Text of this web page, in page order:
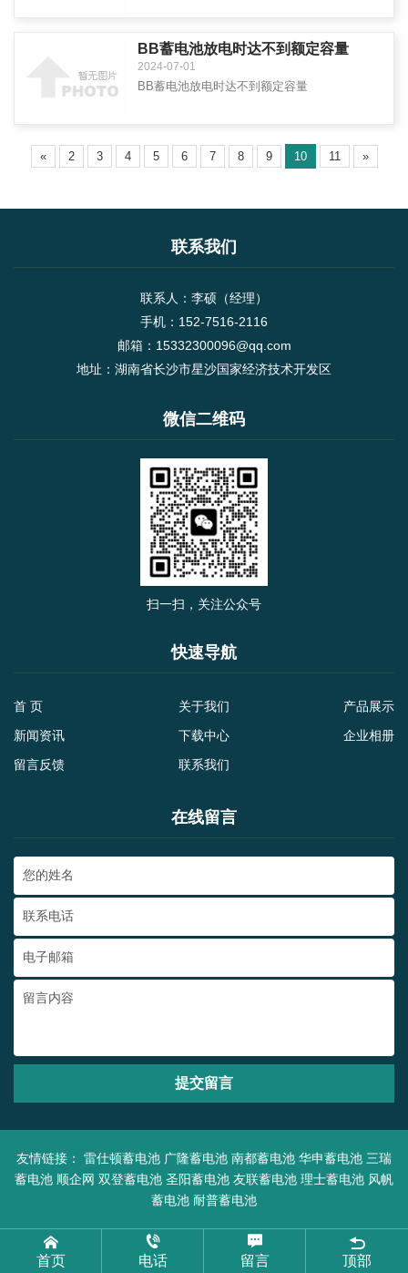
BB蓄电池放电时达不到额定容量
2024-07-01
BB蓄电池放电时达不到额定容量
« 2 3 4 5 6 7 8 9 10 11 »
联系我们
联系人：李硕（经理）
手机：152-7516-2116
邮箱：15332300096@qq.com
地址：湖南省长沙市星沙国家经济技术开发区
微信二维码
扫一扫，关注公众号
快速导航
首 页 关于我们
产品展示
新闻资讯
下载中心
企业相册
留言反馈
联系我们
在线留言
提交留言
友情链接： 雷仕顿蓄电池 广隆蓄电池 南都蓄电池 华申蓄电池 三瑞
蓄电池 顺企网 双登蓄电池 圣阳蓄电池 友联蓄电池 理士蓄电池 风帆
蓄电池 耐普蓄电池
首页 电话 留言 顶部